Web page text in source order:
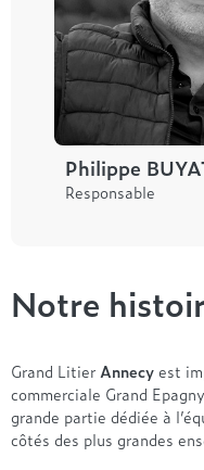
Philippe
Responsable
Notre
Grand Litier Annecyest
commerciale Grand
grande partie dédiée à
côtés des plus grandes